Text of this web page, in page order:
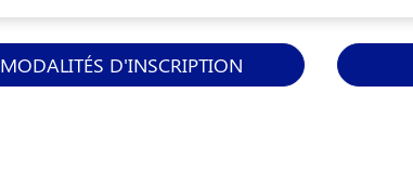
MODALITÉS D'INSCRIPTION